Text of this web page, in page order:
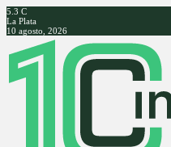
5.3 C
La Plata
10 agosto, 2026
Facebook
Twitter
Instagram
Youtube